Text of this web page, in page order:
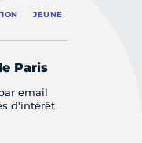
JEUNE
Paris
email
d'intérêt